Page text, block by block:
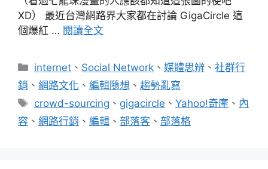
XD） 最近台灣網路界大家都在討論 GigaCircle 這
個爆紅 … 閱讀全文
分
類
internet 、 Social Network 、媒體思辨 、社群行
銷 、 網路文化 、 編輯隨想 、 趨勢亂寫
標
籤
crowd-sourcing 、 gigacircle 、Yahoo!奇摩 、 內
容 、 網路行銷 、 編輯 、 部落客 、 部落格